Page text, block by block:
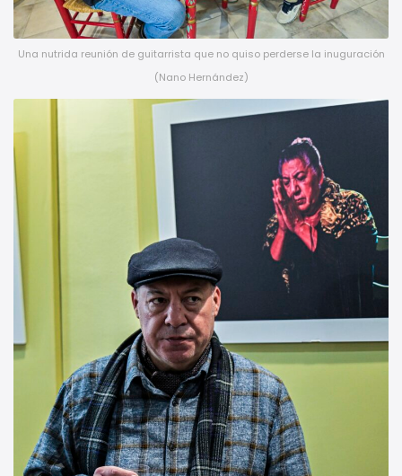
Una nutrida reunión de guitarrista que no quiso perderse la inuguración
(Nano Hernández)